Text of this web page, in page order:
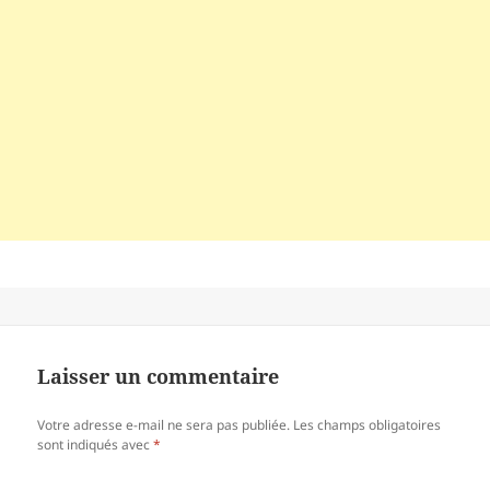
Laisser un commentaire
Votre adresse e-mail ne sera pas publiée. Les champs obligatoires
sont indiqués avec*